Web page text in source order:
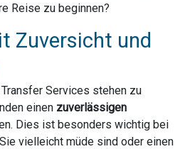
Reise zu beginnen?
Zuversicht und
Services stehen zu
einen zuverlässigen
Dies ist besonders wichtig bei
vielleicht müde sind oder einen